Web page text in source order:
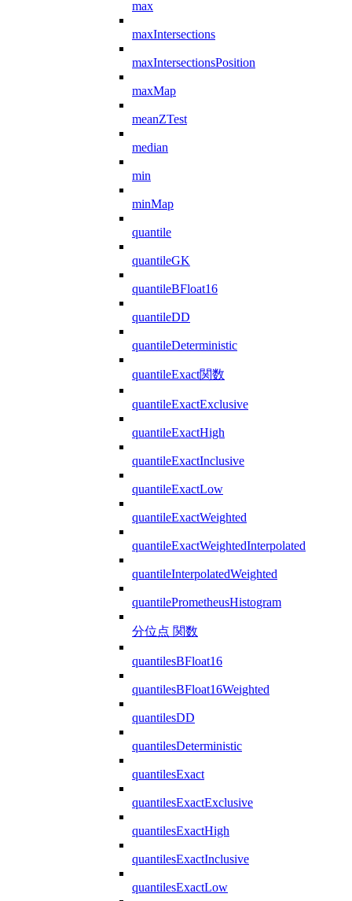
max
maxIntersections
maxIntersectionsPosition
maxMap
meanZTest
median
min
minMap
quantile
quantileGK
quantileBFloat16
quantileDD
quantileDeterministic
quantileExact関数
quantileExactExclusive
quantileExactHigh
quantileExactInclusive
quantileExactLow
quantileExactWeighted
quantileExactWeightedInterpolated
quantileInterpolatedWeighted
quantilePrometheusHistogram
分位点 関数
quantilesBFloat16
quantilesBFloat16Weighted
quantilesDD
quantilesDeterministic
quantilesExact
quantilesExactExclusive
quantilesExactHigh
quantilesExactInclusive
quantilesExactLow